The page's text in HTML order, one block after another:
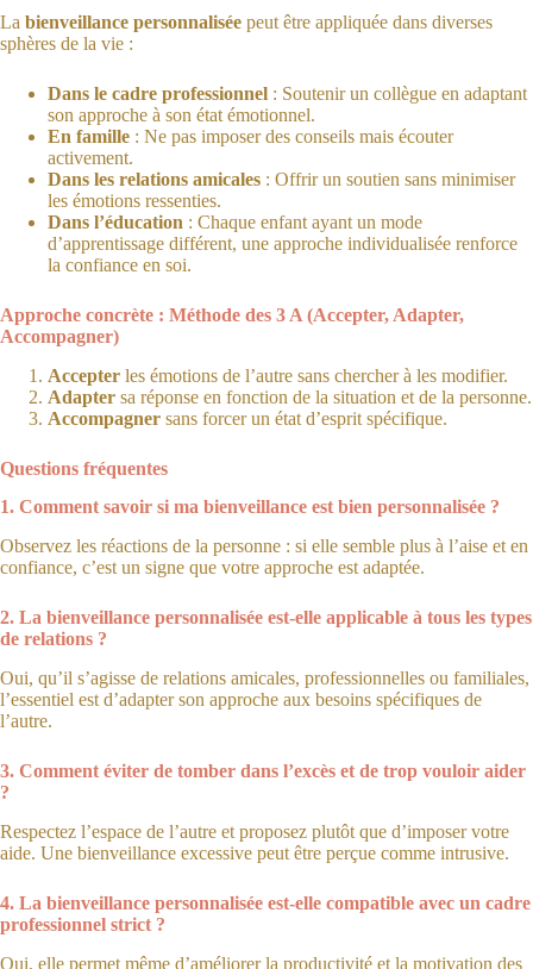
La bienveillance personnalisée peut être appliquée dans diverses
sphères de la vie :
Dans le cadre professionnel : Soutenir un collègue en adaptant
son approche à son état émotionnel.
En famille : Ne pas imposer des conseils mais écouter
activement.
Dans les relations amicales : Offrir un soutien sans minimiser
les émotions ressenties.
Dans l’éducation : Chaque enfant ayant un mode
d’apprentissage différent, une approche individualisée renforce
la confiance en soi.
Approche concrète : Méthode des 3 A (Accepter, Adapter,
Accompagner)
Accepter les émotions de l’autre sans chercher à les modifier.
Adapter sa réponse en fonction de la situation et de la personne.
Accompagner sans forcer un état d’esprit spécifique.
Questions fréquentes
1. Comment savoir si ma bienveillance est bien personnalisée ?
Observez les réactions de la personne : si elle semble plus à l’aise et en
confiance, c’est un signe que votre approche est adaptée.
2. La bienveillance personnalisée est-elle applicable à tous les types
de relations ?
Oui, qu’il s’agisse de relations amicales, professionnelles ou familiales,
l’essentiel est d’adapter son approche aux besoins spécifiques de
l’autre.
3. Comment éviter de tomber dans l’excès et de trop vouloir aider
?
Respectez l’espace de l’autre et proposez plutôt que d’imposer votre
aide. Une bienveillance excessive peut être perçue comme intrusive.
4. La bienveillance personnalisée est-elle compatible avec un cadre
professionnel strict ?
Oui, elle permet même d’améliorer la productivité et la motivation des